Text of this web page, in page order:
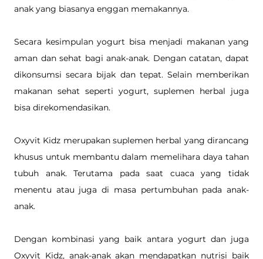
anak yang biasanya enggan memakannya.
Secara kesimpulan yogurt bisa menjadi makanan yang
aman dan sehat bagi anak-anak. Dengan catatan, dapat
dikonsumsi secara bijak dan tepat. Selain memberikan
makanan sehat seperti yogurt, suplemen herbal juga
bisa direkomendasikan.
Oxyvit Kidz merupakan suplemen herbal yang dirancang
khusus untuk membantu dalam memelihara daya tahan
tubuh anak. Terutama pada saat cuaca yang tidak
menentu atau juga di masa pertumbuhan pada anak-
anak.
Dengan kombinasi yang baik antara yogurt dan juga
Oxyvit Kidz, anak-anak akan mendapatkan nutrisi baik